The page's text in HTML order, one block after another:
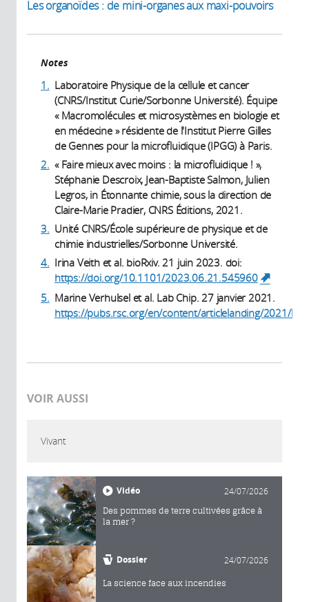
Lesorganoïdes : de mini-organes aux maxi-pouvoirs
Notes
1. Laboratoire Physique de la cellule et cancer
(CNRS/Institut Curie/Sorbonne Université). Équipe
« Macromolécules et microsystèmes en biologie et
en médecine » résidente de l'Institut Pierre Gilles
de Gennes pour la microfluidique (IPGG) à Paris.
2. « Faire mieux avec moins : la microfluidique ! »,
Stéphanie Descroix, Jean-Baptiste Salmon, Julien
Legros, in Étonnante chimie, sous la direction de
Claire-Marie Pradier, CNRS Éditions, 2021.
3. Unité CNRS/École supérieure de physique et de
chimie industrielles/Sorbonne Université.
4. Irina Veith et al. bioRxiv. 21 juin 2023. doi:
https://doi.org/10.1101/2023.06.21.545960
(link is
external)
5. Marine Verhulsel et al. Lab Chip. 27 janvier 2021.
https://pubs.rsc.org/en/content/articlelanding/2021/lc/
VOIR AUSSI
Vivant
Vidéo 24/07/2026
Des pommes de terre cultivées grâce à
la mer ?
Dossier 24/07/2026
La science face aux incendies